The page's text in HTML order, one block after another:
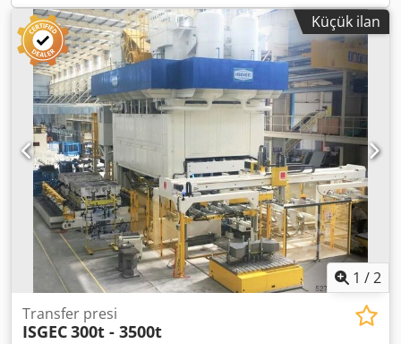
basıncı: 6 hızlı hareket hızı mm/sn cinsinden: 375 çalışma
hızı. mm/sn.: 18 - 40 Cjdehtaaqjpfx Anusrf
Küçük ilan
1 /2
Transfer presi
ISGEC300t - 3500t